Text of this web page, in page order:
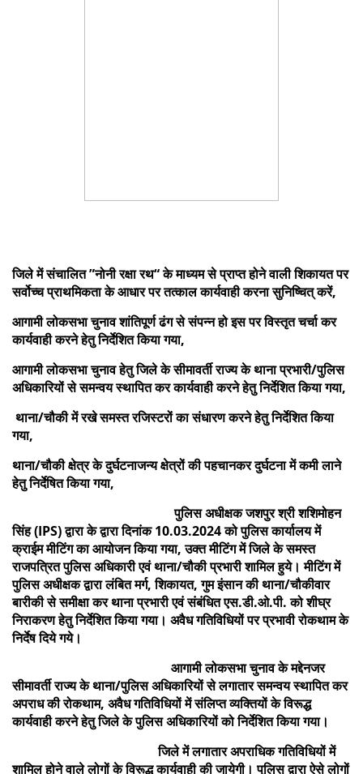
जिले में संचालित ”नोनी रक्षा रथ“ के माध्यम से प्राप्त होने वाली शिकायत पर
सर्वोच्च प्राथमिकता के आधार पर तत्काल कार्यवाही करना सुनिष्चित् करें,
आगामी लोकसभा चुनाव शांतिपूर्ण ढंग से संपन्न हो इस पर विस्तृत चर्चा कर
कार्यवाही करने हेतु निर्देशित किया गया,
आगामी लोकसभा चुनाव हेतु जिले के सीमावर्ती राज्य के थाना प्रभारी/पुलिस
अधिकारियों से समन्वय स्थापित कर कार्यवाही करने हेतु निर्देशित किया गया,
थाना/चौकी में रखे समस्त रजिस्टरों का संधारण करने हेतु निर्देशित किया
गया,
थाना/चौकी क्षेत्र के दुर्घटनाजन्य क्षेत्रों की पहचानकर दुर्घटना में कमी लाने
हेतु निर्देषित किया गया,
पुलिस अधीक्षक जशपुर श्री शशिमोहन
सिंह (IPS) द्वारा के द्वारा दिनांक 10.03.2024 को पुलिस कार्यालय में
क्राईम मीटिंग का आयोजन किया गया, उक्त मीटिंग में जिले के समस्त
राजपत्रित पुलिस अधिकारी एवं थाना/चौकी प्रभारी शामिल हुये। मीटिंग में
पुलिस अधीक्षक द्वारा लंबित मर्ग, शिकायत, गुम इंसान की थाना/चौकीवार
बारीकी से समीक्षा कर थाना प्रभारी एवं संबंधित एस.डी.ओ.पी. को शीघ्र
निराकरण हेतु निर्देशित किया गया। अवैध गतिविधियों पर प्रभावी रोकथाम के
निर्देष दिये गये।
आगामी लोकसभा चुनाव के मद्देनजर
सीमावर्ती राज्य के थाना/पुलिस अधिकारियों से लगातार समन्वय स्थापित कर
अपराध की रोकथाम, अवैध गतिविधियों में संलिप्त व्यक्तियों के विरूद्ध
कार्यवाही करने हेतु जिले के पुलिस अधिकारियों को निर्देशित किया गया।
जिले में लगातार अपराधिक गतिविधियों में
शामिल होने वाले लोगों के विरूद्ध कार्यवाही की जायेगी। पुलिस द्वारा ऐसे लोगों